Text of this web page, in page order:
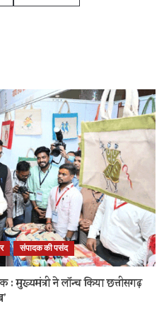
संपादक की पसंद
मुख्यमंत्री ने लॉन्च किया छत्तीसगढ़